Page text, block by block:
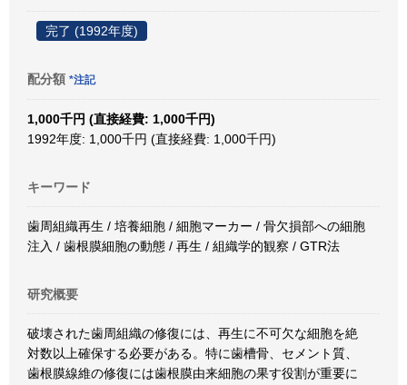
完了 (1992年度)
配分額 *注記
1,000千円 (直接経費: 1,000千円)
1992年度: 1,000千円 (直接経費: 1,000千円)
キーワード
歯周組織再生 / 培養細胞 / 細胞マーカー / 骨欠損部への細胞
注入 / 歯根膜細胞の動態 / 再生 / 組織学的観察 / GTR法
研究概要
破壊された歯周組織の修復には、再生に不可欠な細胞を絶
対数以上確保する必要がある。特に歯槽骨、セメント質、
歯根膜線維の修復には歯根膜由来細胞の果す役割が重要に